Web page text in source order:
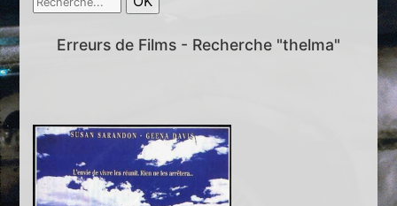
Erreurs de Films - Recherche "thelma"